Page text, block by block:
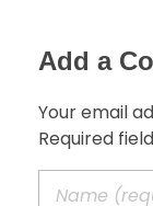
Add a
Your email
Required